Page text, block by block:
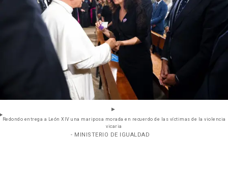
Redondo entrega a León XIV una mariposa morada en recuerdo de las víctimas de la violencia
vicaria
- MINISTERIO DE IGUALDAD